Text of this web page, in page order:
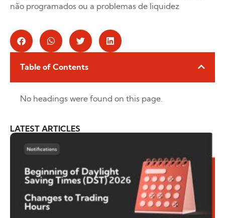
não programados ou a problemas de liquidez
Table of Contents
No headings were found on this page.
LATEST ARTICLES